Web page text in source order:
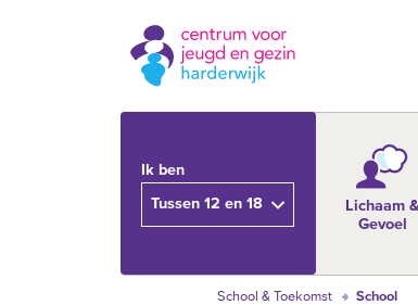
Ik ben
Tussen 12 en 18
Lichaam &
Gevoel
School & Toekomst School